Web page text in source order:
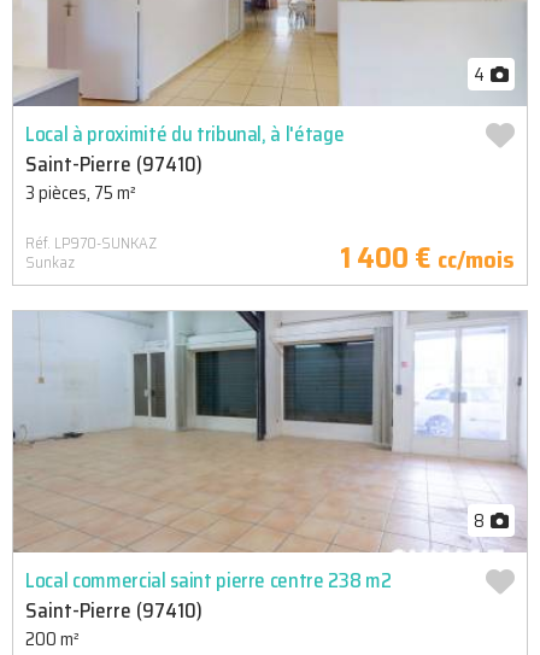
4
Local à proximité du tribunal, à l'étage
Saint-Pierre (97410)
3 pièces, 75 m²
Réf. LP970-SUNKAZ
Sunkaz 1 400 € cc/mois
8
Local commercial saint pierre centre 238 m2
Saint-Pierre (97410)
200 m²